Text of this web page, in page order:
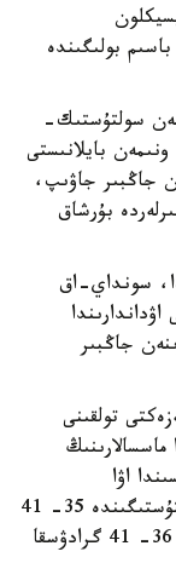
بولىگىندە
سولتۇستىك-
بايلانىستى
جاڭبىر جاۋىپ،
بۇرشاق
سونداي-اق
جاڭبىر
تولقىنى
اۋا
تەمپەراتۋراسى 35- 39 گرادۋسقا دەيىن، وڭتۇستىگىندە 35- 41
گرادۋسقا دەيىن، ال باتىسى مەن ورتالىعىندا 36- 41 گرادۋسقا